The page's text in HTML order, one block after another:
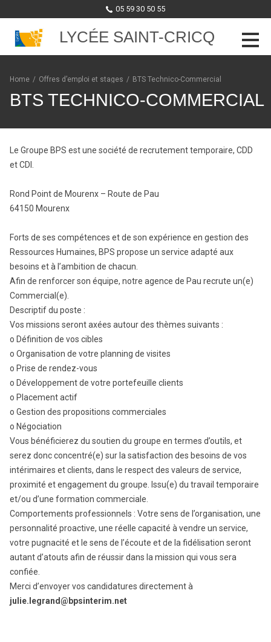
05 59 30 50 55
LYCÉE SAINT-CRICQ
Skip to content
Home / Offres d’emploi et stages / BTS Technico-Commercial
BTS TECHNICO-COMMERCIAL
Le Groupe BPS est une société de recrutement temporaire, CDD
et CDI.
Rond Point de Mourenx – Route de Pau
64150 Mourenx
Forts de ses compétences et de son expérience en gestion des
Ressources Humaines, BPS propose un service adapté aux
besoins et à l’ambition de chacun.
Afin de renforcer son équipe, notre agence de Pau recrute un(e)
Commercial(e).
Descriptif du poste :
Vos missions seront axées autour des thèmes suivants :
o Définition de vos cibles
o Organisation de votre planning de visites
o Prise de rendez-vous
o Développement de votre portefeuille clients
o Placement actif
o Gestion des propositions commerciales
o Négociation
Vous bénéficierez du soutien du groupe en termes d’outils, et
serez donc concentré(e) sur la satisfaction des besoins de vos
intérimaires et clients, dans le respect des valeurs de service,
proximité et engagement du groupe. Issu(e) du travail temporaire
et/ou d’une formation commerciale.
Comportements professionnels : Votre sens de l’organisation, une
personnalité proactive, une réelle capacité à vendre un service,
votre pugnacité et le sens de l’écoute et de la fidélisation seront
autant d’atouts afin de réussir dans la mission qui vous sera
confiée.
Merci d’envoyer vos candidatures directement à
julie.legrand@bpsinterim.net